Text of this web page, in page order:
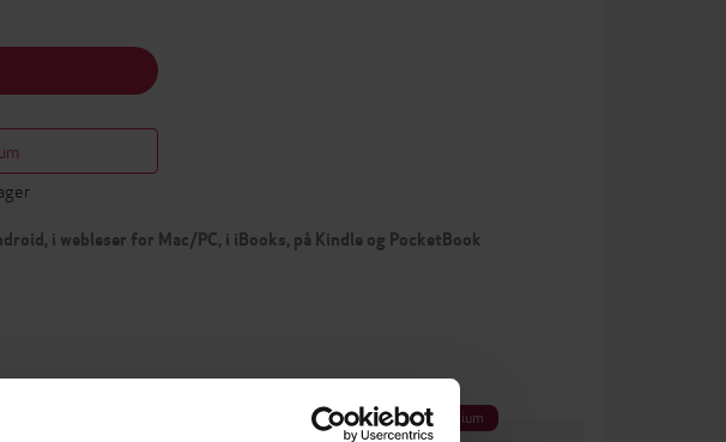
i webleser for Mac/PC, i iBooks, på Kindle og PocketBook
Premium